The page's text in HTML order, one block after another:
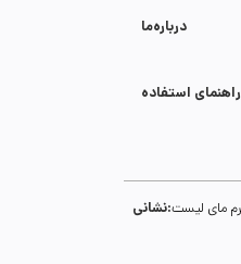
درباره‌ما
راهنمای استفاده
نشانی: